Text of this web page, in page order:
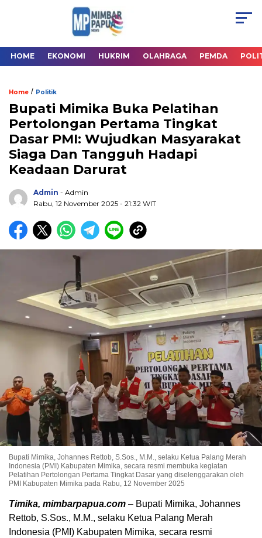
HOME EKONOMI HUKRIM OLAHRAGA PEMDA
Home / Politik
Bupati Mimika Buka Pelatihan
Pertolongan Pertama Tingkat
Dasar PMI: Wujudkan Masyarakat
Siaga Dan Tangguh Hadapi
Keadaan Darurat
Admin - Admin
Rabu, 12 November 2025 - 21:32 WIT
Bupati Mimika, Johannes Rettob, S.Sos., M.M., selaku Ketua Palang Merah
Indonesia (PMI) Kabupaten Mimika, secara resmi membuka kegiatan
Pelatihan Pertolongan Pertama Tingkat Dasar yang diselenggarakan oleh
PMI Kabupaten Mimika pada Rabu, 12 November 2025
Timika, mimbarpapua.com – Bupati Mimika, Johannes
Rettob, S.Sos., M.M., selaku Ketua Palang Merah
Indonesia (PMI) Kabupaten Mimika, secara resmi